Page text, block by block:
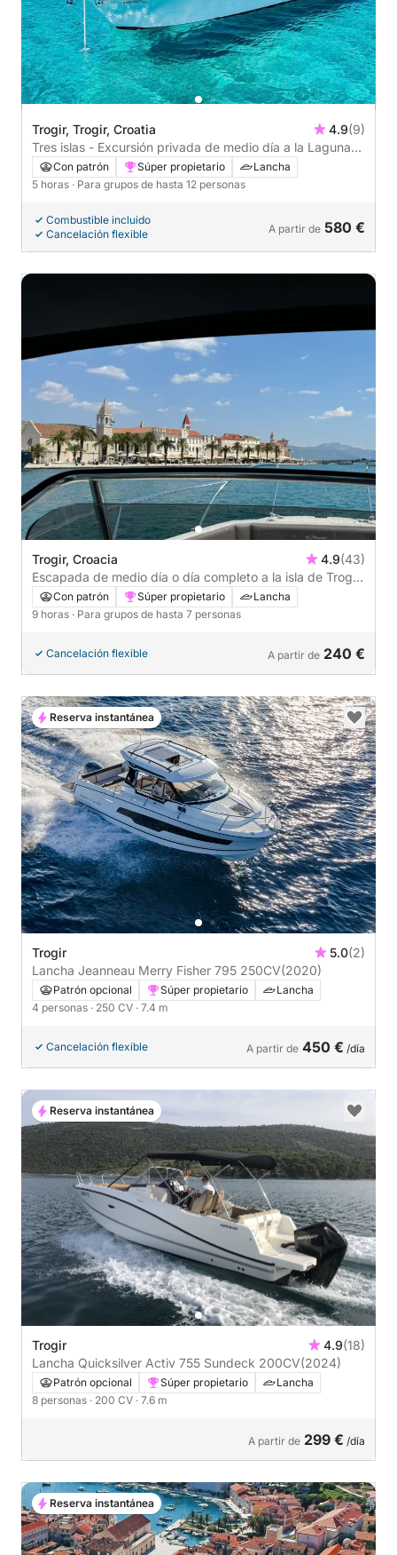
Trogir, Trogir, Croatia 4.9(9)
Tres islas - Excursión privada de medio día a la Laguna
AzulCon patrón Súper propietario
Lancha
5 horas · Para grupos de hasta 12 personas
Combustible incluido
Cancelación flexible
A partir de 580 €
Trogir, Croacia 4.9(43)
Escapada de medio día o día completo a la isla de Trogir
– Con o sin patrón
Con patrón Súper propietario
Lancha
9 horas · Para grupos de hasta 7 personas
Cancelación flexible A partir de 240 €
Trogir 5.0(2)
Lancha Jeanneau Merry Fisher 795 250CV(2020)
Patrón opcional Súper propietario
Lancha
4 personas · 250 CV · 7.4 m
Cancelación flexible A partir de 450 € /día
Reserva instantánea
Trogir 4.9(18)
Lancha Quicksilver Activ 755 Sundeck 200CV(2024)
Patrón opcional Súper propietario
Lancha
8 personas · 200 CV · 7.6 m
A partir de 299 € /día
Reserva instantánea
Reserva instantánea